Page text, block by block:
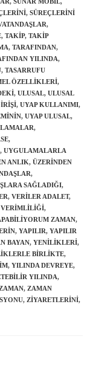
, SÜREÇLERINI
,
, TAKIP, TAKIP
, TARAFINDAN,
YILINDA,
, TASARRUFU
ÖZELLIKLERI,
, ULUSAL, ULUSAL
, UYAP KULLANIMI,
, UYAP ULUSAL,
,
,
, UYGULAMALARLA
ANLIK, ÜZERINDEN
,
SAĞLADIĞI,
, VERILER ADALET,
VERIMLILIĞI,
ZAMAN,
, YAPILIR, YAPILIR
BAYAN, YENILIKLERI,
BIRLIKTE,
, YILINDA DEVREYE,
YILINDA,
, ZAMAN
, ZIYARETLERINI,